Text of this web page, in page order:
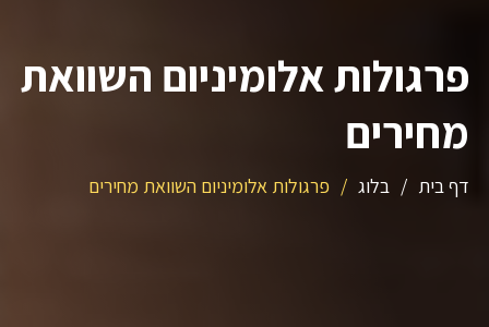
פרגולות אלומיניום השוואת
מחירים
דף בית / בלוג / פרגולות אלומיניום השוואת מחירים